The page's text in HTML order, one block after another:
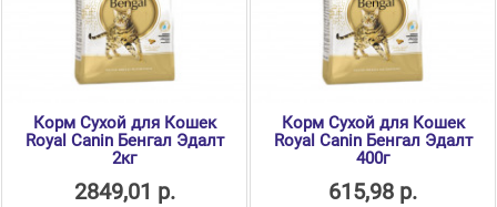
Корм Сухой для Кошек
Royal Canin Бенгал Эдалт
2кг
2849,01 р.
Корм Сухой для Кошек
Royal Canin Бенгал Эдалт
400г
615,98 р.